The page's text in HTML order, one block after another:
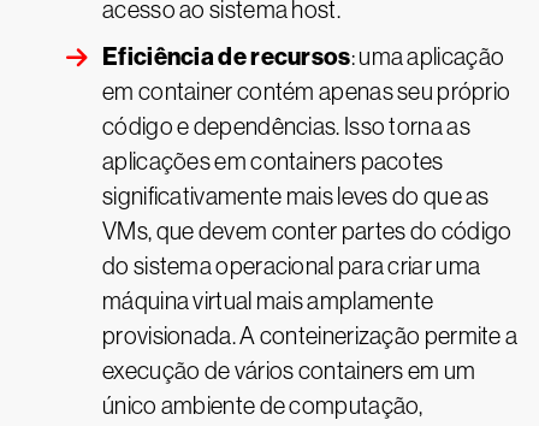
acesso ao sistema host.
Eficiência de recursos: uma aplicação
em container contém apenas seu próprio
código e dependências. Isso torna as
aplicações em containers pacotes
significativamente mais leves do que as
VMs, que devem conter partes do código
do sistema operacional para criar uma
máquina virtual mais amplamente
provisionada. A conteinerização permite a
execução de vários containers em um
único ambiente de computação,